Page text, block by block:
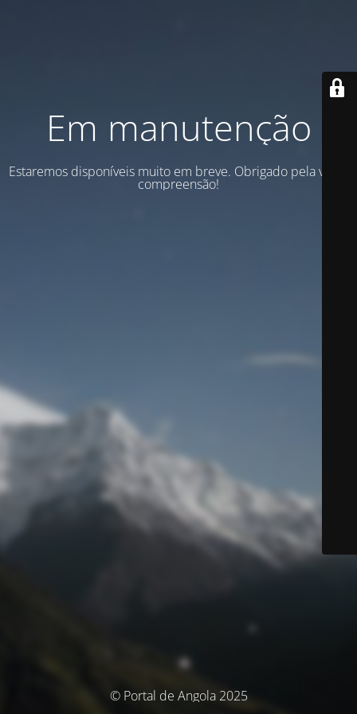
Em manutenção
Estaremos disponíveis muito em breve. Obrigado pela vossa
compreensão!
© Portal de Angola 2025